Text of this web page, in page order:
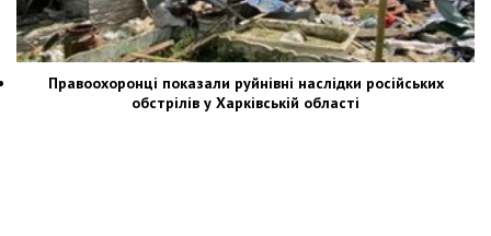
Правоохоронці показали руйнівні наслідки російських
обстрілів у Харківській області